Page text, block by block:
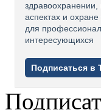
здравоохранении,
аспектах и охране
для
интересующихся
Подписаться в